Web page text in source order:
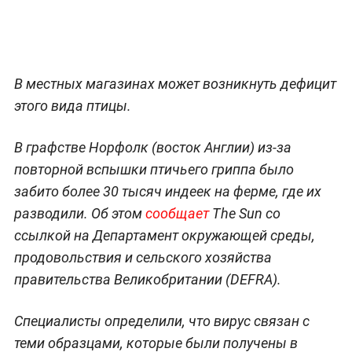
В местных магазинах может возникнуть дефицит
этого вида птицы.
В графстве Норфолк (восток Англии) из-за
повторной вспышки птичьего гриппа было
забито более 30 тысяч индеек на ферме, где их
разводили. Об этомсообщаетThe Sun со
ссылкой на Департамент окружающей среды,
продовольствия и сельского хозяйства
правительства Великобритании (DEFRA).
Специалисты определили, что вирус связан с
теми образцами, которые были получены в